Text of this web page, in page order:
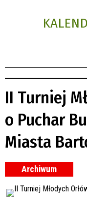
II Turniej
o Puchar
Miasta
Archiwum